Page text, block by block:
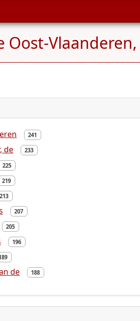
Oost-
241
de 233
225
219
213
207
205
196
de 188